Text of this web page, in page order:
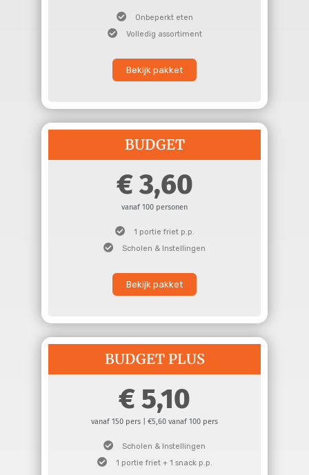
Onbeperkt eten
Volledig assortiment
Bekijk pakket
BUDGET
3,60
vanaf 100 personen
1 portie friet p.p.
Scholen & Instellingen
Bekijk pakket
BUDGET PLUS
5,10
vanaf 150 pers | €5,60 vanaf 100 pers
Scholen & Instellingen
1 portie friet + 1 snack p.p.